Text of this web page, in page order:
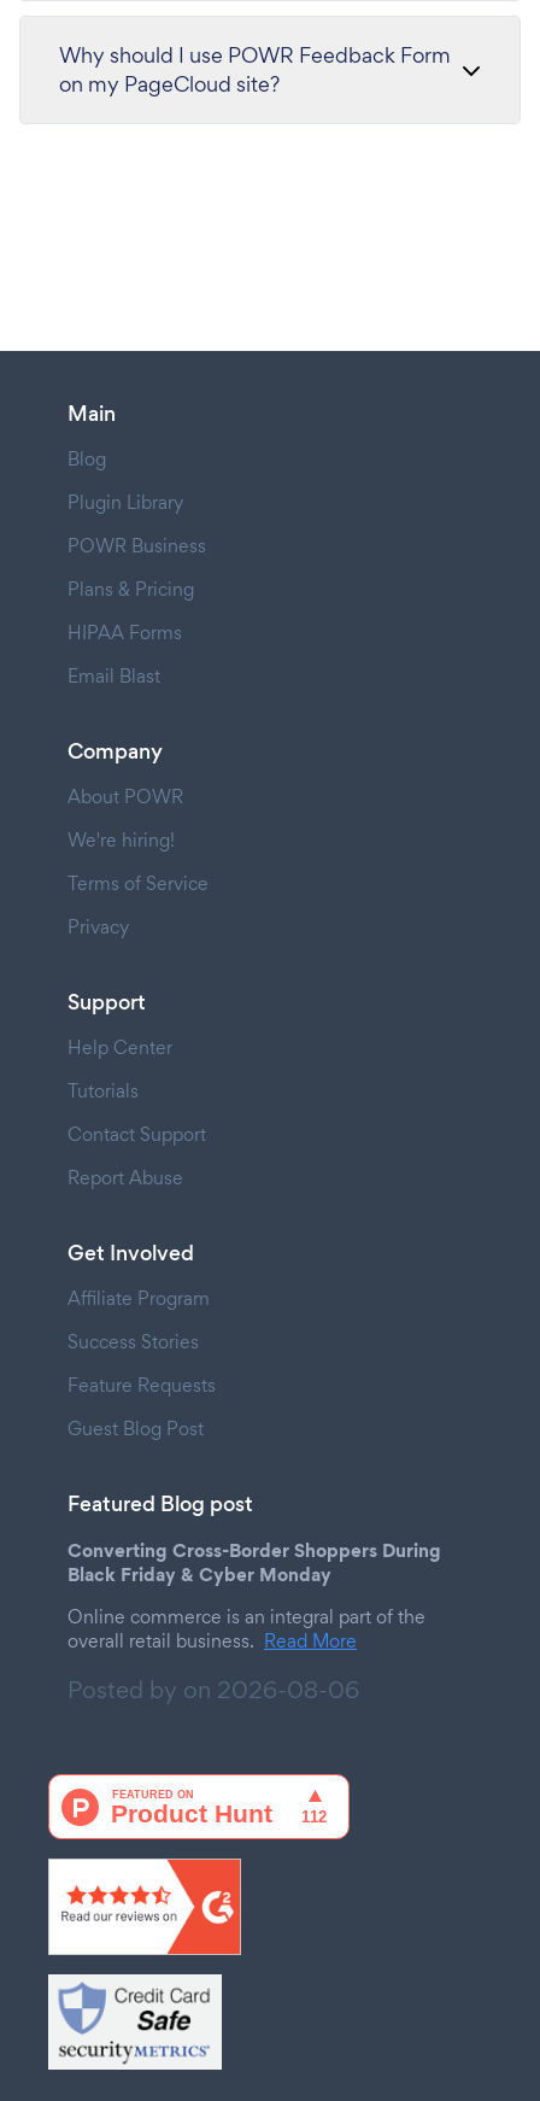
Why should I use POWR Feedback Form
on my PageCloud site?
Main
Blog
Plugin Library
POWR Business
Plans & Pricing
HIPAA Forms
Email Blast
Company
About POWR
We're hiring!
Terms of Service
Privacy
Support
Help Center
Tutorials
Contact Support
Report Abuse
Get Involved
Affiliate Program
Success Stories
Feature Requests
Guest Blog Post
Featured Blog post
Converting Cross-Border Shoppers During
Black Friday & Cyber Monday
Online commerce is an integral part of the
overall retail business. Read More
Posted by on 2026-08-06